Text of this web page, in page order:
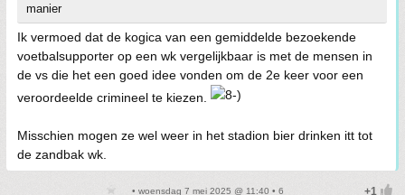
manier
Ik vermoed dat de kogica van een gemiddelde bezoekende
voetbalsupporter op een wk vergelijkbaar is met de mensen in
de vs die het een goed idee vonden om de 2e keer voor een
veroordeelde crimineel te kiezen.
Misschien mogen ze wel weer in het stadion bier drinken itt tot
de zandbak wk.
• woensdag 7 mei 2025 @ 11:40 • 6